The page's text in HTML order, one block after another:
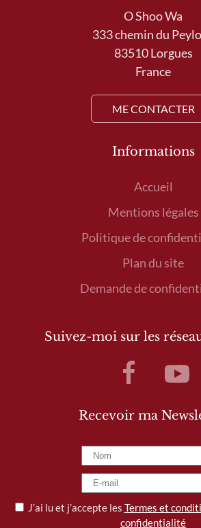
O Shoo Wa
333 chemin du
83510 Lorgues
France
ME CONTACTER
Informations
Accueil
Mentions légales
Politique de
Plan du site
Demande de
Suivez-moi sur les
Recevoir ma
J’ai lu et j’accepte les Termes et
confidentialité